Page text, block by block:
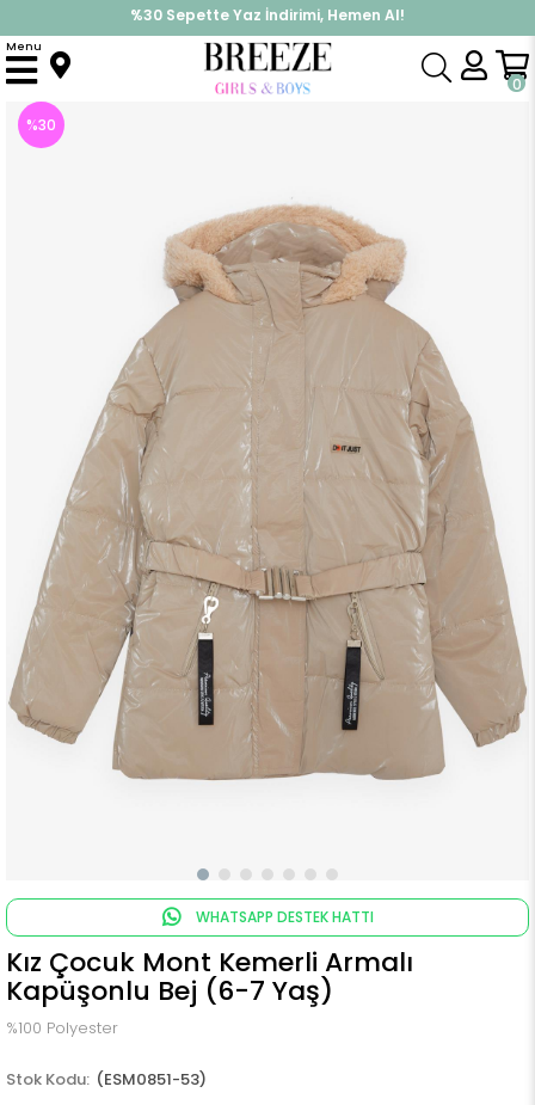
%30 Sepette Yaz İndirimi, Hemen Al!
İndirimlere ek %10 İndirimi Kap, Hemen Üye Ol!
0
Menu
Anasayfa Üst Giyim Mont
%30
WHATSAPP DESTEK HATTI
Kız Çocuk Mont Kemerli Armalı
Kapüşonlu Bej (6-7 Yaş)
%100 Polyester
(ESM0851-53)